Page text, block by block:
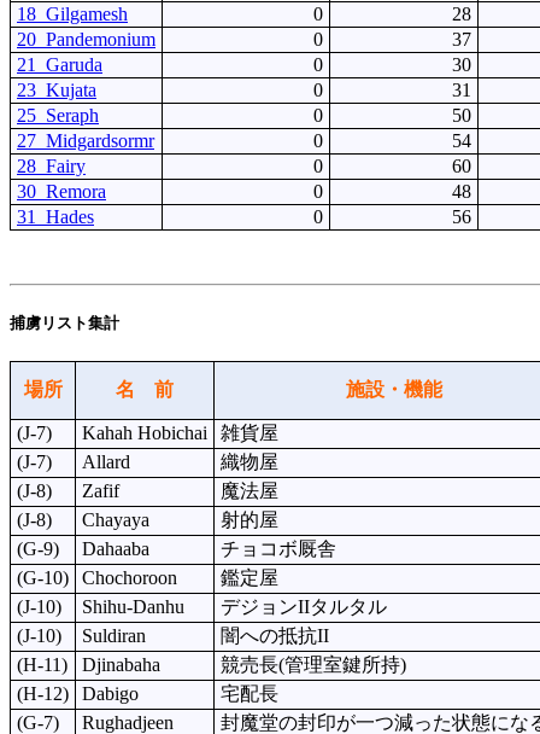
18_Gilgamesh
0
28
20_Pandemonium
0
37
21_Garuda
0
30
23_Kujata
0
31
25_Seraph
0
50
27_Midgardsormr
0
54
28_Fairy
0
60
30_Remora
0
48
31_Hades
0 56
捕虜リスト集計
場所 名 前 施設・機能
(J-7) Kahah Hobichai
雑貨屋
(J-7)
Allard
織物屋
(J-8)
Zafif
魔法屋
(J-8)
Chayaya
射的屋
(G-9)
Dahaaba
チョコボ厩舎
(G-10)
Chochoroon
鑑定屋
(J-10)
Shihu-Danhu
デジョンIIタルタル
(J-10)
Suldiran
闇への抵抗II
(H-11)
Djinabaha
競売長(管理室鍵所持)
(H-12)
Dabigo
宅配長
(G-7)
Rughadjeen
封魔堂の封印が一つ減った状態にな